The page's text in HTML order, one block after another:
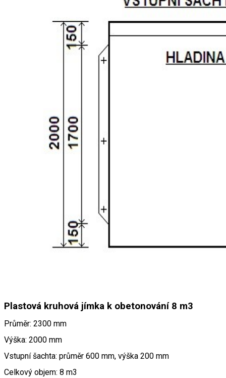
Plastová kruhová jímka k obetonování 8 m3
Průměr: 2300 mm
Výška: 2000 mm
Vstupní šachta: průměr 600 mm, výška 200 mm
Celkový objem: 8 m3